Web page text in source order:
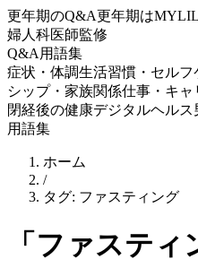
更年期のQ&A更年期は
婦人科医師監修
Q&A 用語集
症状・体調生活習慣・セルフ
シップ・家族関係仕事・キャ
閉経後の健康デジタルヘルス
用語集
ホーム
/
タグ: ファスティング
「 ファスティ